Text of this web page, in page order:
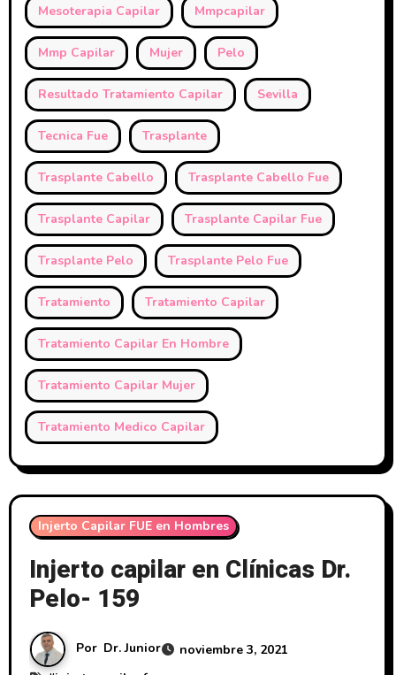
Mesoterapia Capilar Mmpcapilar
Mmp Capilar Mujer Pelo
Resultado Tratamiento Capilar Sevilla
Tecnica Fue Trasplante
Trasplante Cabello Trasplante Cabello Fue
Trasplante Capilar Trasplante Capilar Fue
Trasplante Pelo Trasplante Pelo Fue
Tratamiento Tratamiento Capilar
Tratamiento Capilar En Hombre
Tratamiento Capilar Mujer
Tratamiento Medico Capilar
Injerto Capilar FUE en Hombres
Injerto capilar en Clínicas Dr.
Pelo- 159
Por Dr. Junior
noviembre 3, 2021